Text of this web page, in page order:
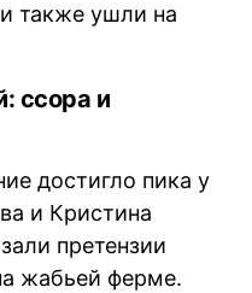
также ушли на
ссора и
достигло пика у
и Кристина
претензии
жабьей ферме.